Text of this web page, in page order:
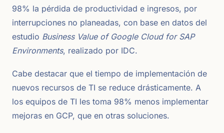
98% la pérdida de productividad e ingresos, por
interrupciones no planeadas, con base en datos del
estudio Business Value of Google Cloud for SAP
Environments, realizado por IDC.
Cabe destacar que el tiempo de implementación de
nuevos recursos de TI se reduce drásticamente. A
los equipos de TI les toma 98% menos implementar
mejoras en GCP, que en otras soluciones.